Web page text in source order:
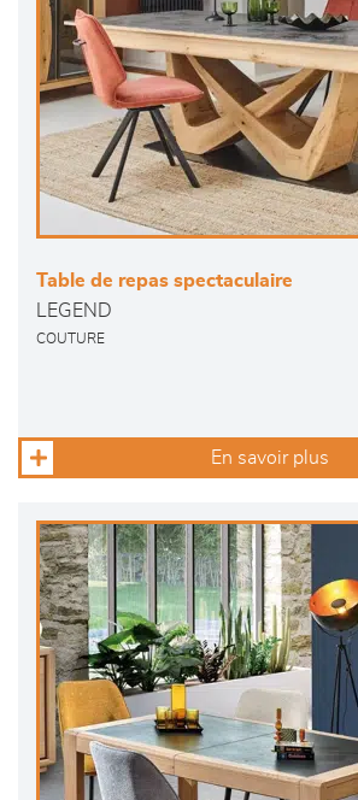
Table de repas spectaculaire
LEGEND
COUTURE
En savoir plus